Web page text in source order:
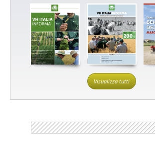
Visualizza tutti